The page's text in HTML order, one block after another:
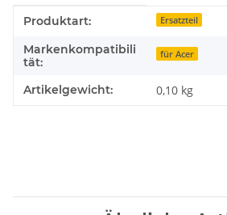
Produkteigenschaft
Wert
Produktart: Ersatzteil
Markenkompatibili
tät:
für Acer
Artikelgewicht: 0,10 kg